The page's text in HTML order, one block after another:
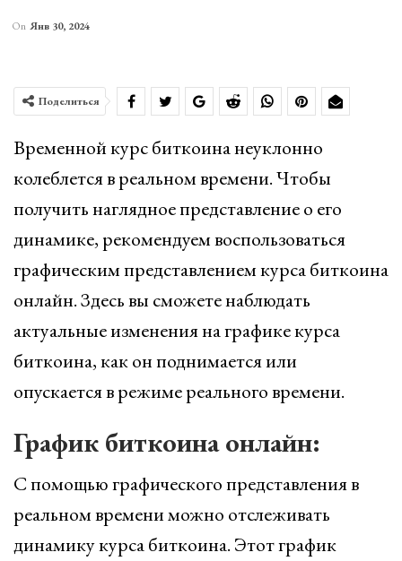
On Янв 30, 2024
Поделиться
Временной курс биткоина неуклонно
колеблется в реальном времени. Чтобы
получить наглядное представление о его
динамике, рекомендуем воспользоваться
графическим представлением курса биткоина
онлайн. Здесь вы сможете наблюдать
актуальные изменения на графике курса
биткоина, как он поднимается или
опускается в режиме реального времени.
График биткоина онлайн:
С помощью графического представления в
реальном времени можно отслеживать
динамику курса биткоина. Этот график